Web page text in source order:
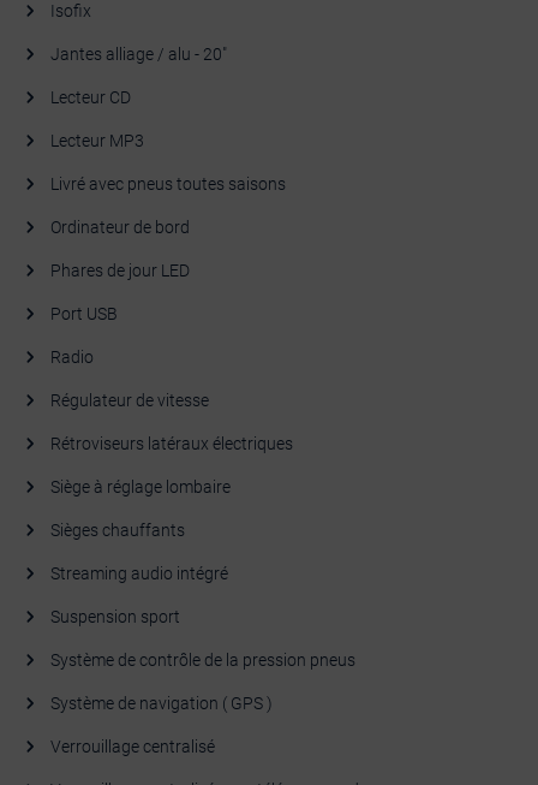
Isofix
Jantes alliage / alu - 20"
Lecteur CD
Lecteur MP3
Livré avec pneus toutes saisons
Ordinateur de bord
Phares de jour LED
Port USB
Radio
Régulateur de vitesse
Rétroviseurs latéraux électriques
Siège à réglage lombaire
Sièges chauffants
Streaming audio intégré
Suspension sport
Système de contrôle de la pression pneus
Système de navigation ( GPS )
Verrouillage centralisé